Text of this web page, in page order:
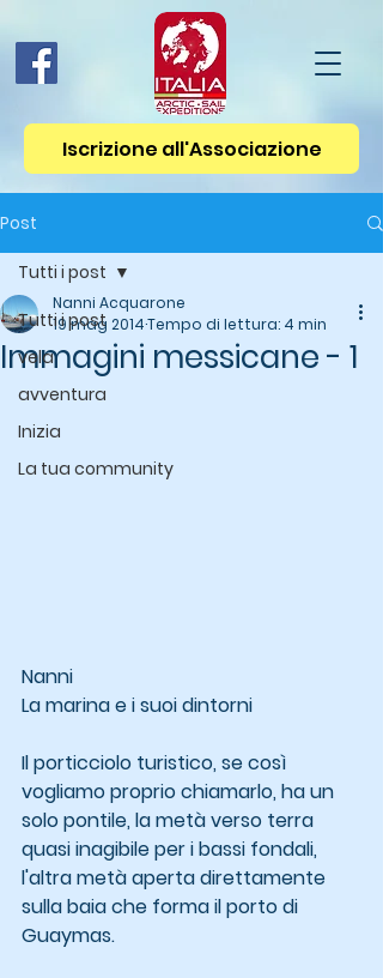
Iscrizione all'Associazione
Post
Tutti i post
vela
avventura
Inizia
La tua community
Tutti i post
Immagini messicane - 1
Nanni Acquarone
19 mag 2014Tempo di lettura: 4 min
Nanni
La marina e i suoi dintorni
Il porticciolo turistico, se così
vogliamo proprio chiamarlo, ha un
solo pontile, la metà verso terra
quasi inagibile per i bassi fondali,
l'altra metà aperta direttamente
sulla baia che forma il porto di
Guaymas.